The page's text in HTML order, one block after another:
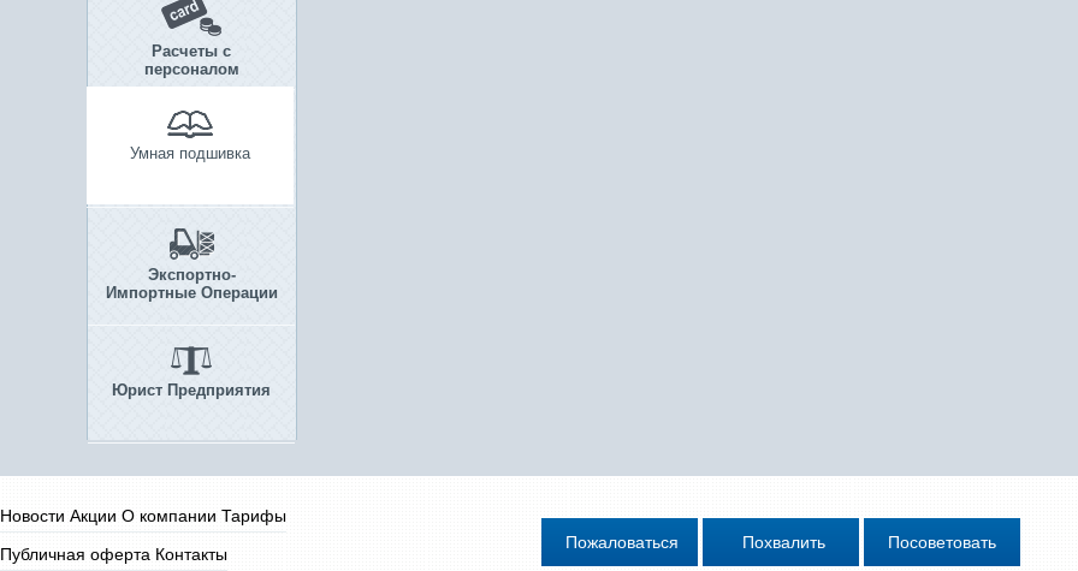
Расчеты с
персоналом
Умная подшивка
Экспортно-
Импортные Операции
Юрист Предприятия
Новости Акции О компании Тарифы
Публичная оферта Контакты